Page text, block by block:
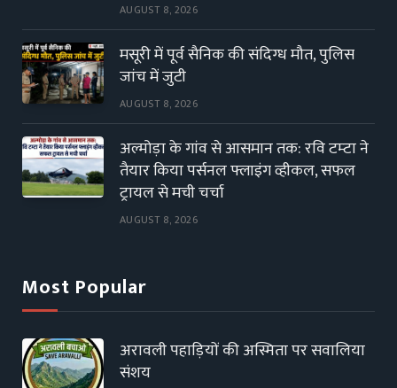
AUGUST 8, 2026
मसूरी में पूर्व सैनिक की संदिग्ध मौत, पुलिस
जांच में जुटी
AUGUST 8, 2026
अल्मोड़ा के गांव से आसमान तक: रवि टम्टा ने
तैयार किया पर्सनल फ्लाइंग व्हीकल, सफल
ट्रायल से मची चर्चा
AUGUST 8, 2026
Most Popular
अरावली पहाड़ियों की अस्मिता पर सवालिया
संशय